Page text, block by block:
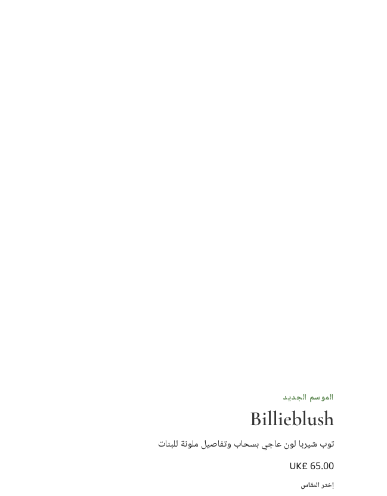
الموسم الجديد
Billieblush
توب شيربا لون عاجي بسحاب وتفاصيل ملونة للبنات
UK£ 65.00
إختر المقاس